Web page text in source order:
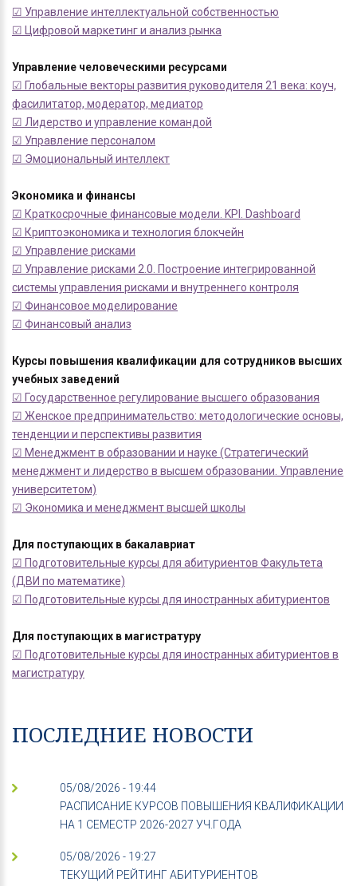
☑ Управление интеллектуальной собственностью
☑ Цифровой маркетинг и анализ рынка
Управление человеческими ресурсами
☑ Глобальные векторы развития руководителя 21 века: коуч,
фасилитатор, модератор, медиатор
☑ Лидерство и управление командой
☑ Управление персоналом
☑ Эмоциональный интеллект
Экономика и финансы
☑ Краткосрочные финансовые модели. KPI. Dashboard
☑ Криптоэкономика и технология блокчейн
☑ Управление рисками
☑ Управление рисками 2.0. Построение интегрированной
системы управления рисками и внутреннего контроля
☑ Финансовое моделирование
☑ Финансовый анализ
Курсы повышения квалификации для сотрудников высших
учебных заведений
☑ Государственное регулирование высшего образования
☑ Женское предпринимательство: методологические основы,
тенденции и перспективы развития
☑ Менеджмент в образовании и науке (Стратегический
менеджмент и лидерство в высшем образовании. Управление
университетом)
☑ Экономика и менеджмент высшей школы
Для поступающих в бакалавриат
☑ Подготовительные курсы для абитуриентов Факультета
(ДВИ по математике)
☑ Подготовительные курсы для иностранных абитуриентов
Для поступающих в магистратуру
☑ Подготовительные курсы для иностранных абитуриентов в
магистратуру
ПОСЛЕДНИЕ НОВОСТИ
05/08/2026 - 19:44
РАСПИСАНИЕ КУРСОВ ПОВЫШЕНИЯ КВАЛИФИКАЦИИ
НА 1 СЕМЕСТР 2026-2027 УЧ.ГОДА
05/08/2026 - 19:27
ТЕКУЩИЙ РЕЙТИНГ АБИТУРИЕНТОВ